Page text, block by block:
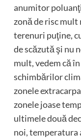
anumitor
zonă de risc mult
terenuri puţine,
de scăzută şi nu
mult, vedem că
schimbărilor
zonele
zonele joase
ultimele două
noi, temperatura